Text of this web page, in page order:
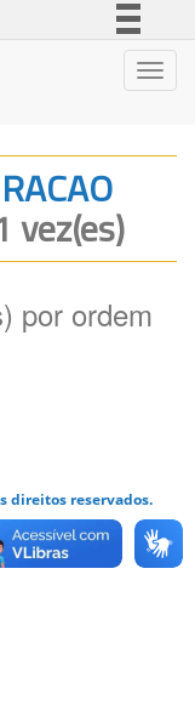
Canais
vez(es)
por ordem
direitos reservados.